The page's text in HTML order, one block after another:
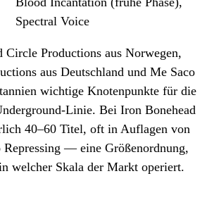
Spectral Voice
Circle Productions aus Norwegen,
aus Deutschland und Me Saco
wichtige Knotenpunkte für die
Linie. Bei Iron Bonehead
40–60 Titel, oft in Auflagen von
— eine Größenordnung,
welcher Skala der Markt operiert.